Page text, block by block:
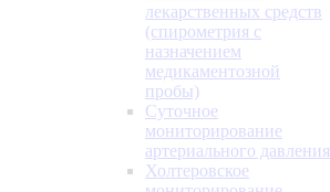
лекарственных средств
(спирометрия с
назначением
медикаментозной
пробы)
Суточное
мониторирование
артериального давления
Холтеровское